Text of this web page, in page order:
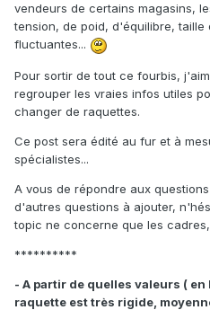
vendeurs de certains magasins,
tension, de poid, d'équilibre,
fluctuantes...
Pour sortir de tout ce fourbis,
regrouper les vraies infos utiles
changer de raquettes.
Ce post sera édité au fur et à
spécialistes...
A vous de répondre aux
d'autres questions à ajouter,
topic ne concerne que les
**********
- A partir de quelles valeurs (
raquette est très rigide,